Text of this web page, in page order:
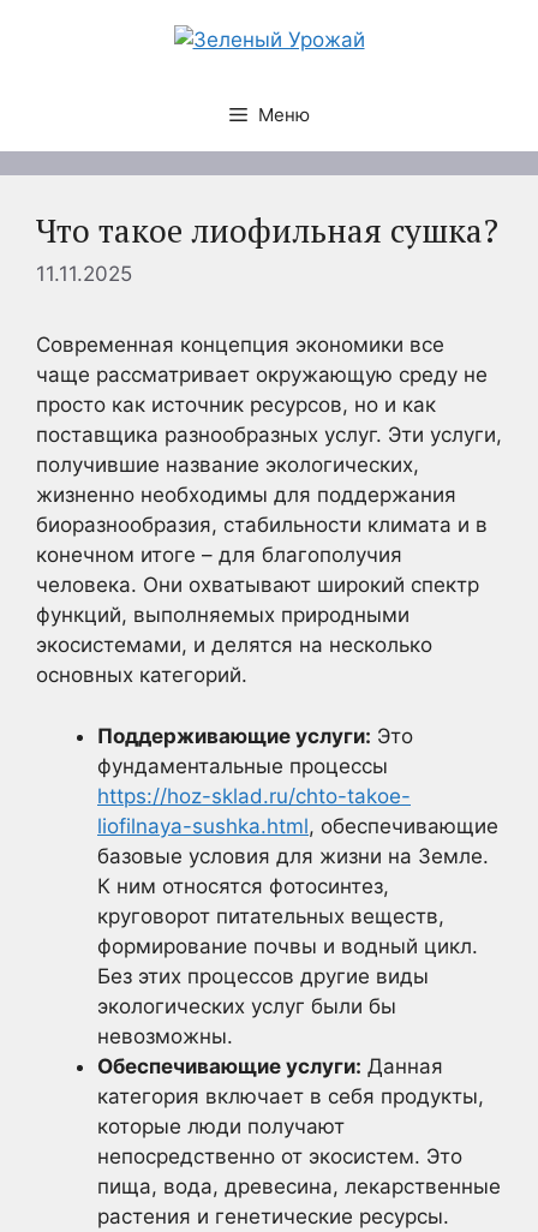
Меню
Что такое лиофильная сушка?
11.11.2025
Современная концепция экономики все
чаще рассматривает окружающую среду не
просто как источник ресурсов, но и как
поставщика разнообразных услуг. Эти услуги,
получившие название экологических,
жизненно необходимы для поддержания
биоразнообразия, стабильности климата и в
конечном итоге – для благополучия
человека. Они охватывают широкий спектр
функций, выполняемых природными
экосистемами, и делятся на несколько
основных категорий.
Поддерживающие услуги: Это
фундаментальные процессы
https://hoz-sklad.ru/chto-takoe-
liofilnaya-sushka.html, обеспечивающие
базовые условия для жизни на Земле.
К ним относятся фотосинтез,
круговорот питательных веществ,
формирование почвы и водный цикл.
Без этих процессов другие виды
экологических услуг были бы
невозможны.
Обеспечивающие услуги: Данная
категория включает в себя продукты,
которые люди получают
непосредственно от экосистем. Это
пища, вода, древесина, лекарственные
растения и генетические ресурсы.